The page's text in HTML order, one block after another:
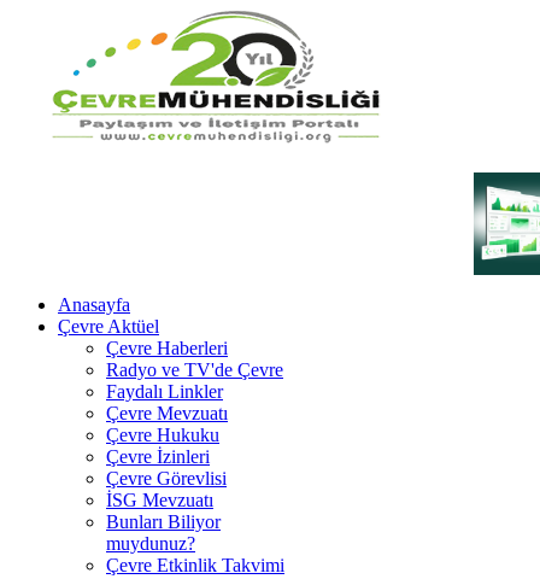
Anasayfa
Çevre Aktüel
Çevre Haberleri
Radyo ve TV'de Çevre
Faydalı Linkler
Çevre Mevzuatı
Çevre Hukuku
Çevre İzinleri
Çevre Görevlisi
İSG Mevzuatı
Bunları Biliyor
muydunuz?
Çevre Etkinlik Takvimi